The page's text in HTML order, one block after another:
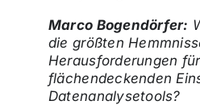
Marco Bogendörfer:
die größten
Herausforderungen
flächendeckenden
Datenanalysetools?